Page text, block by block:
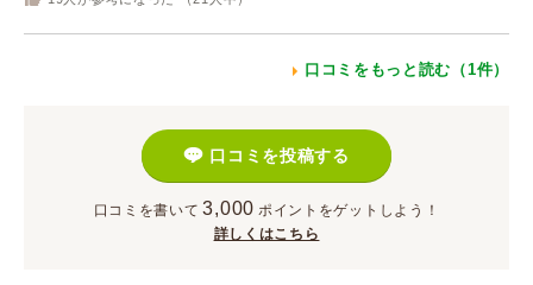
口コミをもっと読む（1件）
口コミを投稿する
口コミを書いて 3,000 ポイント をゲットしよう！
詳しくはこちら